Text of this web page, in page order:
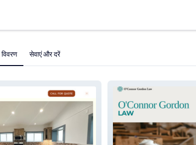
विवरण सेवाएं और दरें